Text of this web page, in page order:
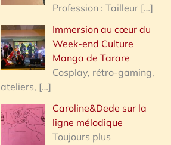
:
Profession : Tailleur […]
Immersion au cœur du
Week-end Culture
Manga de Tarare
Cosplay, rétro-gaming,
ateliers, […]
Caroline&Dede sur la
ligne mélodique
Toujours plus